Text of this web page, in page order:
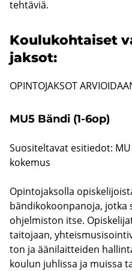
teh­tä­viä.
Kou­lu­koh­tai­set
jak­sot:
OPIN­TO­JAK­SOT
MU5 Bändi (1-6op)
Suo­si­tel­ta­vat esi­tie­dot:
ko­ke­mus
Opin­to­jak­sol­la
bän­di­ko­koon­pa­no­ja,
oh­jel­mis­ton itse.
tai­to­jaan,
ton ja ää­ni­lait­tei­den
kou­lun juh­lis­sa ja muis­sa